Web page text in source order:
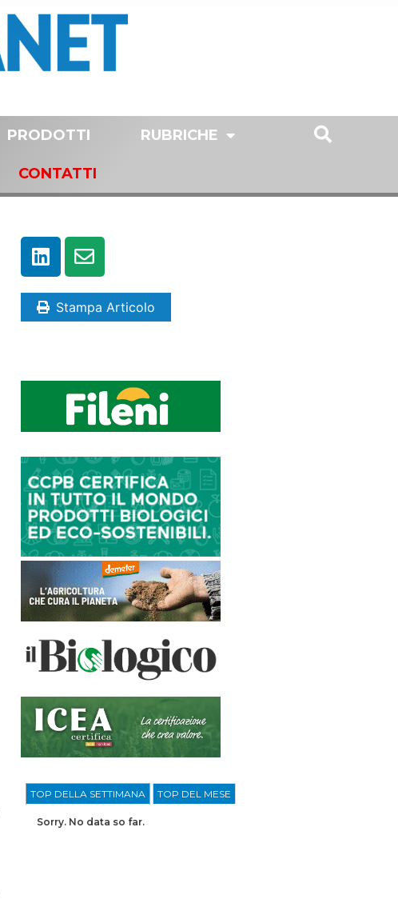
PRODOTTI RUBRICHE
CONTATTI
Stampa Articolo
TOP DELLA SETTIMANA TOP DEL MESE
Sorry. No data so far.